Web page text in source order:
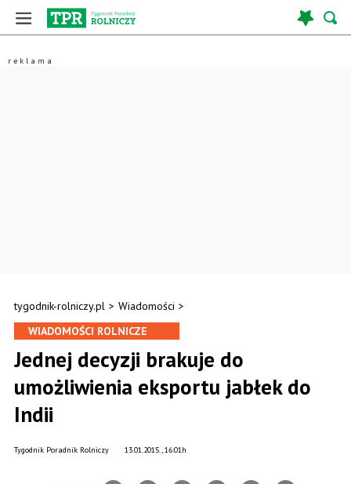
tygodnik-rolniczy.pl > Wiadomości >
WIADOMOŚCI ROLNICZE
Jednej decyzji brakuje do
umożliwienia eksportu jabłek do
Indii
13.01.2015., 16:01h
Tygodnik Poradnik Rolniczy